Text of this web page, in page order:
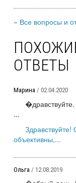
» Все вопросы и
ОТВЕТЫ
Марина / 02.04.2020
...
объективны,...
Ольга / 12.08.2019